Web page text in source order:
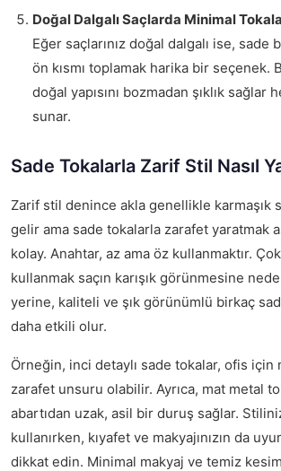
Doğal Dalgalı Saçlarda Minimal
Eğer saçlarınız doğal dalgalı ise, sade
ön kısmı toplamak harika bir seçenek.
doğal yapısını bozmadan şıklık sağlar
sunar.
Sade Tokalarla Zarif Stil Nasıl
Zarif stil denince akla genellikle karmaşık
gelir ama sade tokalarla zarafet yaratmak
kolay. Anahtar, az ama öz kullanmaktır.
kullanmak saçın karışık görünmesine
yerine, kaliteli ve şık görünümlü birkaç
daha etkili olur.
Örneğin, inci detaylı sade tokalar, ofis için
zarafet unsuru olabilir. Ayrıca, mat metal
abartıdan uzak, asil bir duruş sağlar.
kullanırken, kıyafet ve makyajınızın da
dikkat edin. Minimal makyaj ve temiz